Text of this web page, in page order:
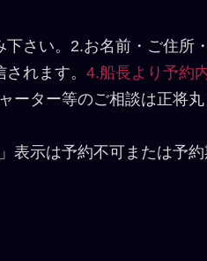
さい。2.お名前・ご住所
れます。 4.船長より予約
ーター等のご相談は正将
表示は予約不可または予